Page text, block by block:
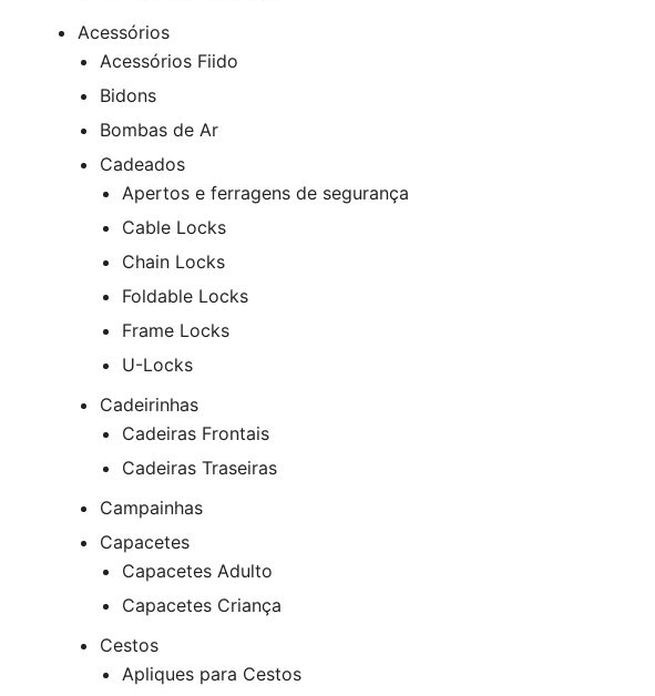
Acessórios
Acessórios Fiido
Bidons
Bombas de Ar
Cadeados
Apertos e ferragens de segurança
Cable Locks
Chain Locks
Foldable Locks
Frame Locks
U-Locks
Cadeirinhas
Cadeiras Frontais
Cadeiras Traseiras
Campainhas
Capacetes
Capacetes Adulto
Capacetes Criança
Cestos
Apliques para Cestos